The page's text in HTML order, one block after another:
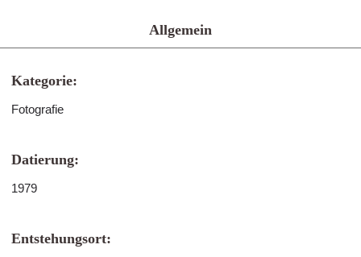
Allgemein
Kategorie:
Fotografie
Datierung:
1979
Entstehungsort: